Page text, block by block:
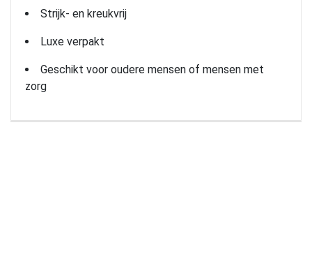
Strijk- en kreukvrij
Luxe verpakt
Geschikt voor oudere mensen of mensen met
zorg